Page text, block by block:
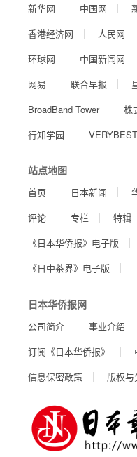
新华网 中国网
香港经济网
人民网
环球网
中国新闻网
网易
联合早报
BroadBand Tower
株
行知学园
站点地图
首页 日本新闻
评论
专栏 特辑
《日本华侨报》电子版
《日中茶界》电子版
日本华侨报网
公司简介 事业介绍
订阅《日本华侨报》
信息保密政策
版权与